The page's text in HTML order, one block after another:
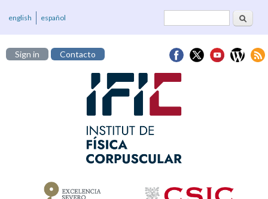
Formulari deCerca
english español
Sign in Contacto